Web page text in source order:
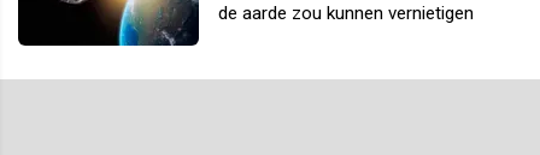
de aarde zou kunnen vernietigen